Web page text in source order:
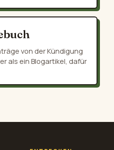
von der Kündigung
als ein Blogartikel, dafür